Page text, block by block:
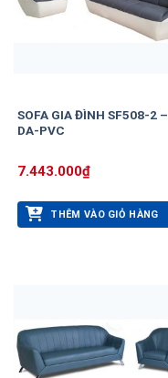
SOFA GIA ĐÌNH SF508-2 –
DA-PVC
7.443.000₫
THÊM VÀO GIỎ HÀNG